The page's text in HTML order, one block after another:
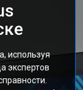
используя
экспертов